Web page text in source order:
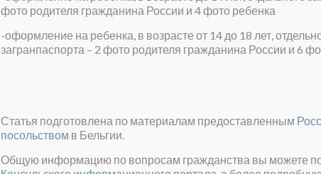
фото родителя гражданина России и 4 фото ребенка
-оформление на ребенка, в возрасте от 14 до 18 лет,
загранпаспорта – 2 фото родителя гражданина России и 6
Статья подготовлена по материалам предоставленным
посольством в Бельгии.
Общую информацию по вопросам гражданства вы можете